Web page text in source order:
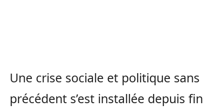
Une crise sociale et politique sans
précédent s’est installée depuis fin